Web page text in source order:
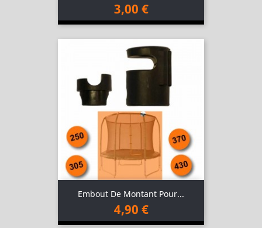
3,00 €
Embout De Montant Pour...
4,90 €